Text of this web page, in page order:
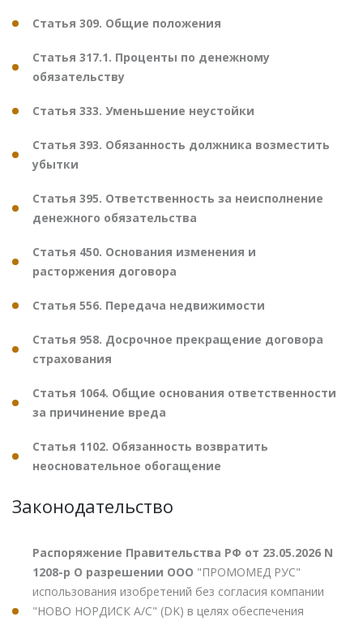
Статья 309. Общие положения
Статья 317.1. Проценты по денежному
обязательству
Статья 333. Уменьшение неустойки
Статья 393. Обязанность должника возместить
убытки
Статья 395. Ответственность за неисполнение
денежного обязательства
Статья 450. Основания изменения и
расторжения договора
Статья 556. Передача недвижимости
Статья 958. Досрочное прекращение договора
страхования
Статья 1064. Общие основания ответственности
за причинение вреда
Статья 1102. Обязанность возвратить
неосновательное обогащение
Законодательство
Распоряжение Правительства РФ от 23.05.2026 N
1208-р О разрешении ООО "ПРОМОМЕД РУС"
использования изобретений без согласия компании
"НОВО НОРДИСК А/С" (DK) в целях обеспечения